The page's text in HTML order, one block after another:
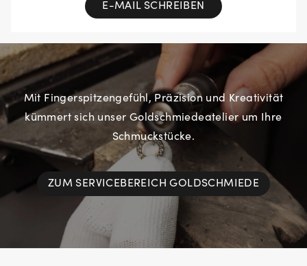
E-MAIL SCHREIBEN
Mit Fingerspitzengefühl, Präzision und Kreativität
kümmert sich unser Goldschmiedeatelier um Ihre
Schmuckstücke.
ZUM SERVICEBEREICH GOLDSCHMIEDE